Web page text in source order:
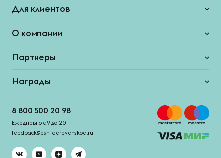
Для клиентов
О компании
Партнеры
Награды
8 800 500 20 98
Ежедневно с 9 до 20
feedback@esh-derevenskoe.ru